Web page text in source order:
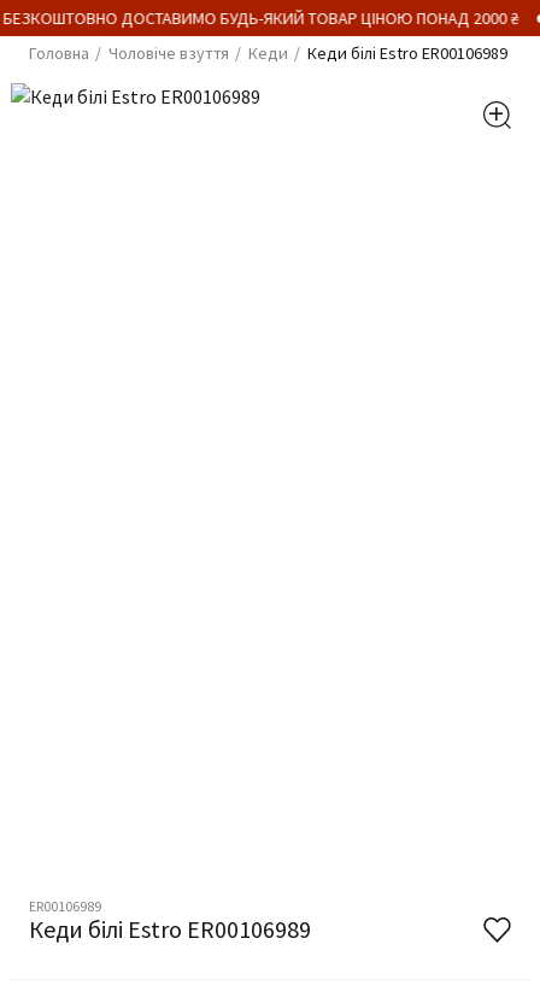
ДОСТАВИМО БУДЬ-ЯКИЙ ТОВАР ЦІНОЮ ПОНАД 2000 ₴
Головна
Чоловіче взуття Кеди Кеди білі Estro ER00106989
ER00106989
Кеди білі Estro ER00106989